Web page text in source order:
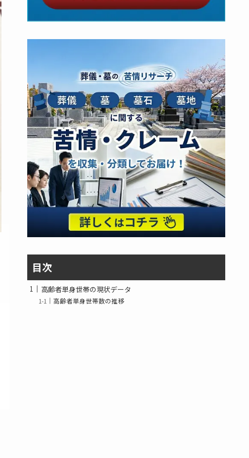
目次
高齢者単身世帯の現状データ
高齢者単身世帯数の推移